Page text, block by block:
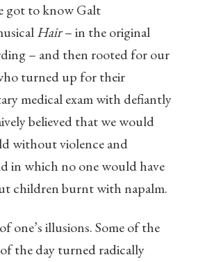
got to know Galt
Hair– in the original
– and then rooted for our
turned up for their
medical exam with defiantly
believed that we would
without violence and
in which no one would have
children burnt with napalm.
one’s illusions. Some of the
the day turned radically